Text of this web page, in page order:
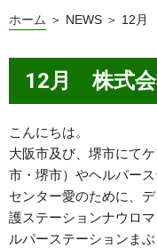
ホーム ＞ NEWS ＞ 12
12月 株式
こんにちは。
大阪市及び、堺市にて
市・堺市）やヘルパー
センター愛のために、
護ステーションナウロ
ルパーステーションま